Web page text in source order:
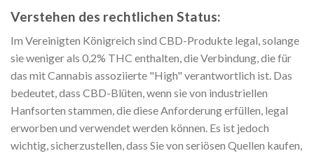
Verstehen des rechtlichen Status:
Im Vereinigten Königreich sind CBD-Produkte legal, solange
sie weniger als 0,2% THC enthalten, die Verbindung, die für
das mit Cannabis assoziierte "High" verantwortlich ist. Das
bedeutet, dass CBD-Blüten, wenn sie von industriellen
Hanfsorten stammen, die diese Anforderung erfüllen, legal
erworben und verwendet werden können. Es ist jedoch
wichtig, sicherzustellen, dass Sie von seriösen Quellen kaufen,